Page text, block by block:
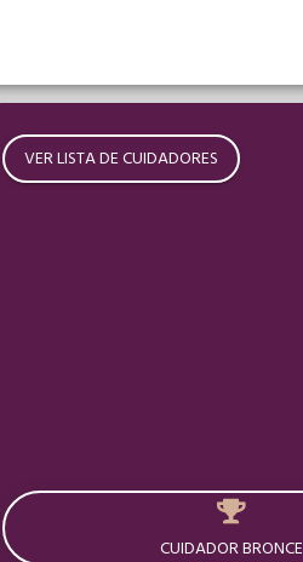
VER LISTA DE CUIDADORES
CUIDADOR BRONCE